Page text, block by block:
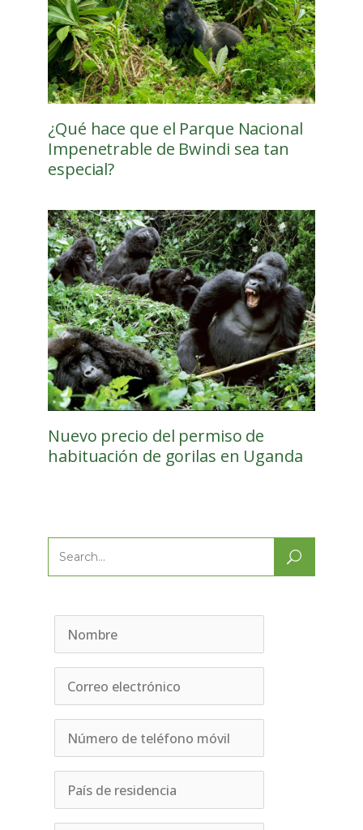
¿Qué hace que el Parque Nacional
Impenetrable de Bwindi sea tan
especial?
Nuevo precio del permiso de
habituación de gorilas en Uganda
Search